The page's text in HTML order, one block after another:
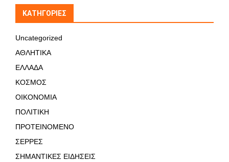
KΑΤΗΓΟΡΊΕΣ
Uncategorized
ΑΘΛΗΤΙΚΑ
ΕΛΛΑΔΑ
ΚΟΣΜΟΣ
ΟΙΚΟΝΟΜΙΑ
ΠΟΛΙΤΙΚΗ
ΠΡΟΤΕΙΝΟΜΕΝΟ
ΣΕΡΡΕΣ
ΣΗΜΑΝΤΙΚΕΣ ΕΙΔΗΣΕΙΣ